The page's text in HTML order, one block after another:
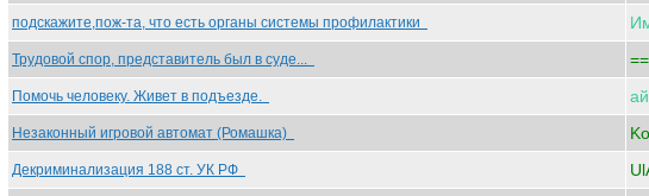
подскажите,пож-та, что есть органы системы профилактики
Трудовой спор, представитель был в суде...
Помочь человеку. Живет в подъезде.
Незаконный игровой автомат (Ромашка)
Декриминализация 188 ст. УК РФ